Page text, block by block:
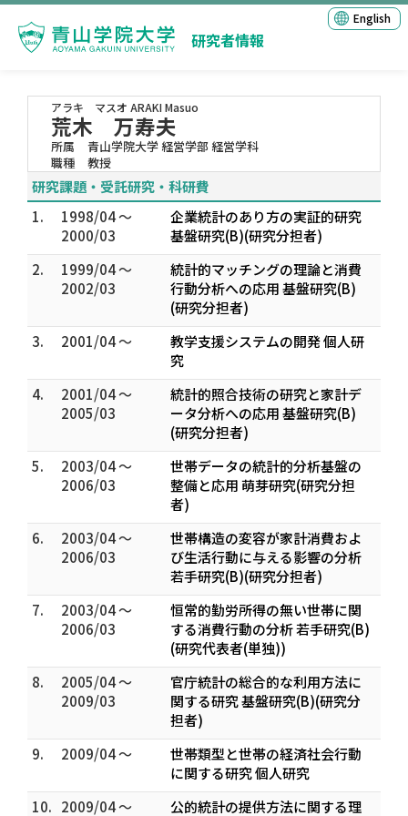
研究者情報
English
アラキ マスオ ARAKI Masuo
荒木 万寿夫
所属
青山学院大学 経営学部 経営学科
職種
教授
研究課題・受託研究・科研費
1.
1998/04 ～
2000/03
企業統計のあり方の実証的研究
基盤研究(B)(研究分担者)
2.
1999/04 ～
2002/03
統計的マッチングの理論と消費
行動分析への応用 基盤研究(B)
(研究分担者)
3.
2001/04 ～
教学支援システムの開発 個人研
究
4.
2001/04 ～
2005/03
統計的照合技術の研究と家計デ
ータ分析への応用 基盤研究(B)
(研究分担者)
5.
2003/04 ～
2006/03
世帯データの統計的分析基盤の
整備と応用 萌芽研究(研究分担
者)
6.
2003/04 ～
2006/03
世帯構造の変容が家計消費およ
び生活行動に与える影響の分析
若手研究(B)(研究分担者)
7.
2003/04 ～
2006/03
恒常的勤労所得の無い世帯に関
する消費行動の分析 若手研究(B)
(研究代表者(単独))
8.
2005/04 ～
2009/03
官庁統計の総合的な利用方法に
関する研究 基盤研究(B)(研究分
担者)
9.
2009/04 ～
世帯類型と世帯の経済社会行動
に関する研究 個人研究
10. 2009/04 ～ 公的統計の提供方法に関する理